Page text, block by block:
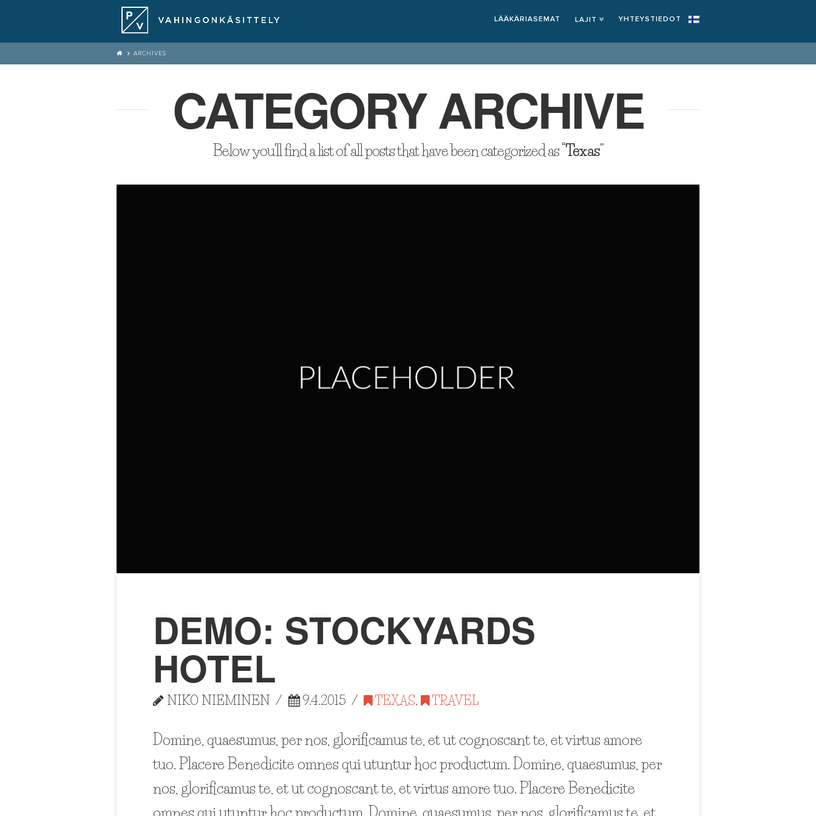
LÄÄKÄRIASEMAT LAJIT YHTEYSTIEDOT
ARCHIVES
CATEGORY ARCHIVE
Below you'll find a list of all posts that have been categorized as“Texas”
DEMO: STOCKYARDS
HOTEL
NIKO NIEMINEN 9.4.2015 TEXAS, TRAVEL
Domine, quaesumus, per nos, glorificamus te, et ut cognoscant te, et virtus amore
tuo. Placere Benedicite omnes qui utuntur hoc productum. Domine, quaesumus, per
nos, glorificamus te, et ut cognoscant te, et virtus amore tuo. Placere Benedicite